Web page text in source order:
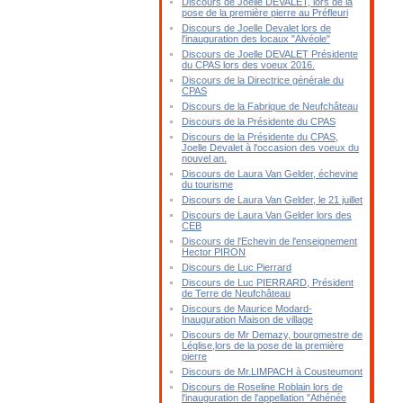
pose de la première pierre au Préfleuri
Discours de Joelle Devalet lors de
l'inauguration des locaux "Alvéole"
Discours de Joelle DEVALET Présidente
du CPAS lors des voeux 2016.
Discours de la Directrice générale du
CPAS
Discours de la Fabrique de Neufchâteau
Discours de la Présidente du CPAS
Discours de la Présidente du CPAS,
Joelle Devalet à l'occasion des voeux du
nouvel an.
Discours de Laura Van Gelder, échevine
du tourisme
Discours de Laura Van Gelder, le 21 juillet
Discours de Laura Van Gelder lors des
CEB
Discours de l'Echevin de l'enseignement
Hector PIRON
Discours de Luc Pierrard
Discours de Luc PIERRARD, Président
de Terre de Neufchâteau
Discours de Maurice Modard-
Inauguration Maison de village
Discours de Mr Demazy, bourgmestre de
Léglise,lors de la pose de la première
pierre
Discours de Mr.LIMPACH à Cousteumont
Discours de Roseline Roblain lors de
l'inauguration de l'appellation "Athénée